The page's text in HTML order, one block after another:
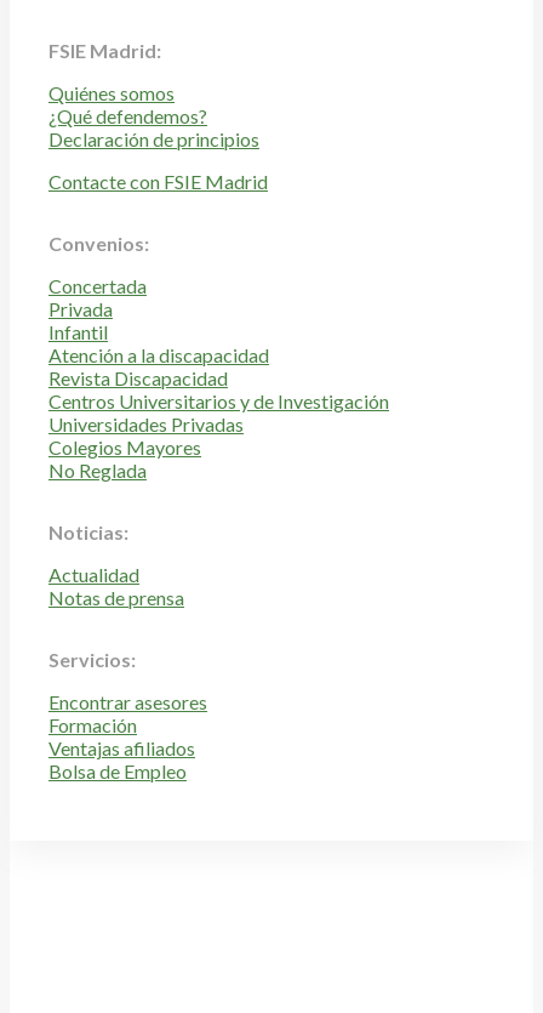
FSIE Madrid:
Quiénes somos
¿Qué defendemos?
Declaración de principios
Contacte con FSIE Madrid
Convenios:
Concertada
Privada
Infantil
Atención a la discapacidad
Revista Discapacidad
Centros Universitarios y de Investigación
Universidades Privadas
Colegios Mayores
No Reglada
Noticias:
Actualidad
Notas de prensa
Servicios:
Encontrar asesores
Formación
Ventajas afiliados
Bolsa de Empleo